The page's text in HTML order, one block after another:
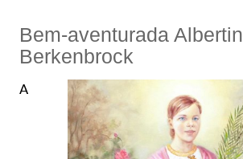
Bem-aventurada
Berkenbrock
A